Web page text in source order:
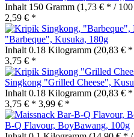
Inhalt 150 Gramm (1,73 € * /
2,59 € *
"Barbeque", Kusuka, 180g
Inhalt 0.18 Kilogramm (20,83 €
3,75 € *
Singkong "Grilled Cheese",
Inhalt 0.18 Kilogramm (20,83 €
3,75 € * 3,99 € *
B-Q Flavour, BoyBawang, 100g